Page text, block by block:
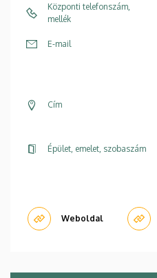
Központi telefonszám,
mellék
E-mail
Cím
Épület, emelet, szobaszám
Weboldal